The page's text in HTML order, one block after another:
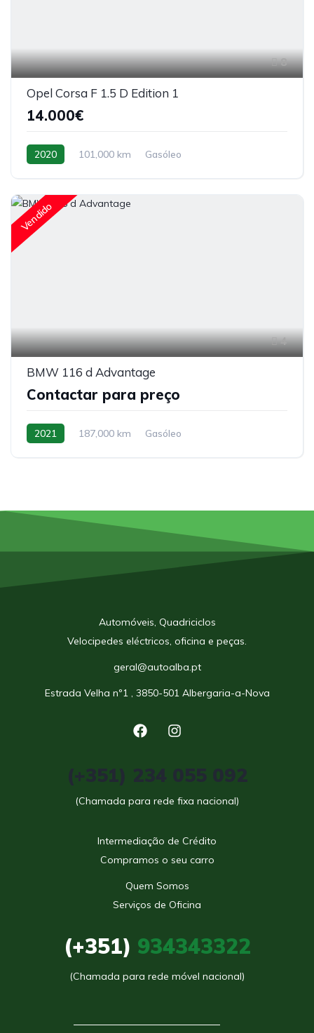
8
Opel Corsa F 1.5 D Edition 1
14.000€
2020 101,000 km
Gasóleo
Vendido
4
BMW 116 d Advantage
Contactar para preço
2021 187,000 km
Gasóleo
Automóveis, Quadriciclos
Velocipedes eléctricos, oficina e peças.
geral@autoalba.pt
Estrada Velha nº1 , 3850-501 Albergaria-a-Nova
(+351) 234 055 092
(Chamada para rede fixa nacional)
Intermediação de Crédito
Compramos o seu carro
Quem Somos
Serviços de Oficina
(+351) 934343322
(Chamada para rede móvel nacional)